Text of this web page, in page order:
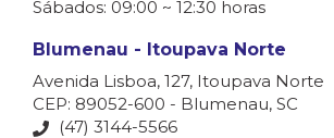
Sábados: 09:00 ~ 12:30 horas
Blumenau - Itoupava Norte
Avenida Lisboa, 127, Itoupava Norte
CEP: 89052-600 - Blumenau, SC
(47) 3144-5566